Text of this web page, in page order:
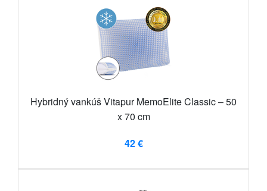
Hybridný vankúš Vitapur MemoElite Classic – 50
x 70 cm
42 €